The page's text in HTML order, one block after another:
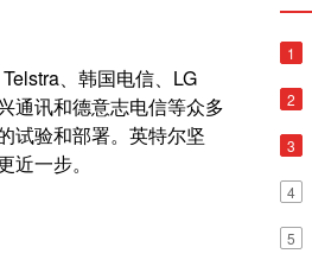
、韩国电信、LG
通讯和德意志电信等众多
试验和部署。英特尔坚
一步。
1
2
3
4
5